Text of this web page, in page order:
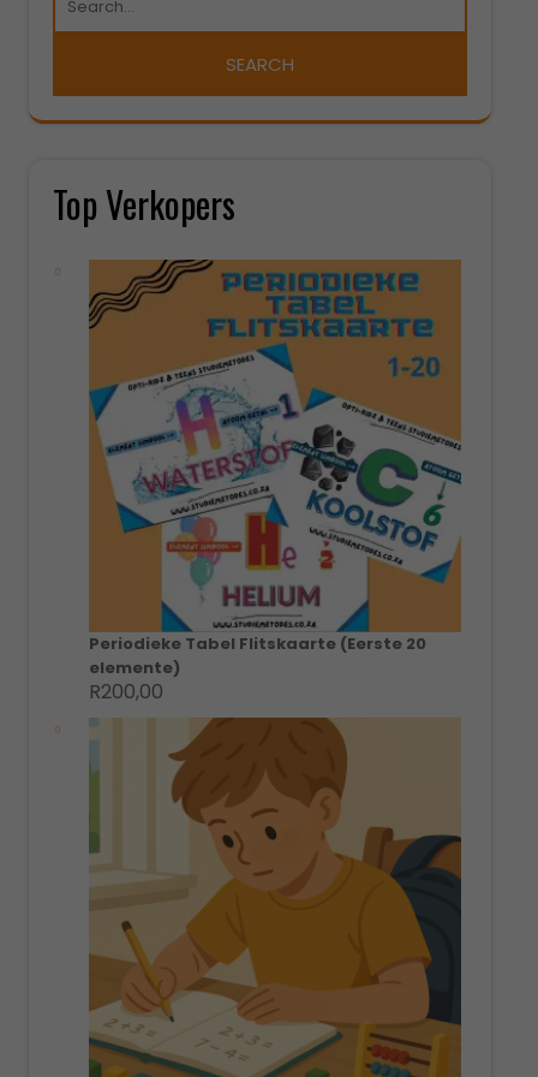
Top Verkopers
Periodieke Tabel Flitskaarte (Eerste 20
elemente)
R200,00